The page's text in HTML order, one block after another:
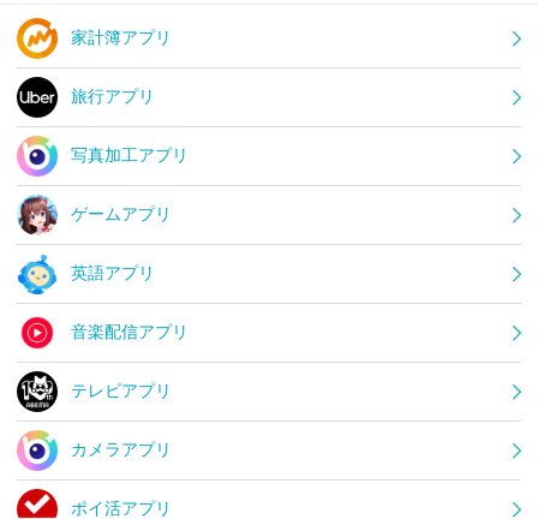
家計簿アプリ
旅行アプリ
写真加工アプリ
ゲームアプリ
英語アプリ
音楽配信アプリ
テレビアプリ
カメラアプリ
ポイ活アプリ